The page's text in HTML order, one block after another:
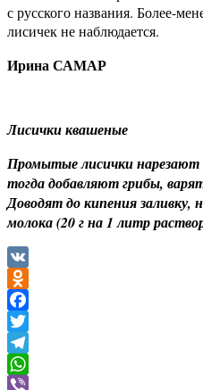
с русского названия. Более-
лисичек не наблюдается.
Ирина САМАР
Лисички квашеные
Промытые лисички нарезают
тогда добавляют грибы,
Доводят до кипения
молока (20 г на 1 литр
VK
Odnoklassniki
Facebook
Twitter
Telegram
WhatsApp